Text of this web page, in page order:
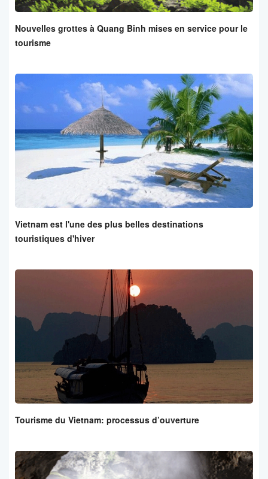
Nouvelles grottes à Quang Binh mises en service pour le
tourisme
Vietnam est l'une des plus belles destinations
touristiques d'hiver
Tourisme du Vietnam: processus d’ouverture